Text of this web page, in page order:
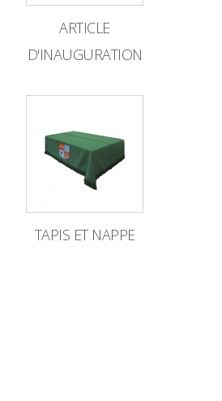
ARTICLE
D'INAUGURATION
TAPIS ET NAPPE